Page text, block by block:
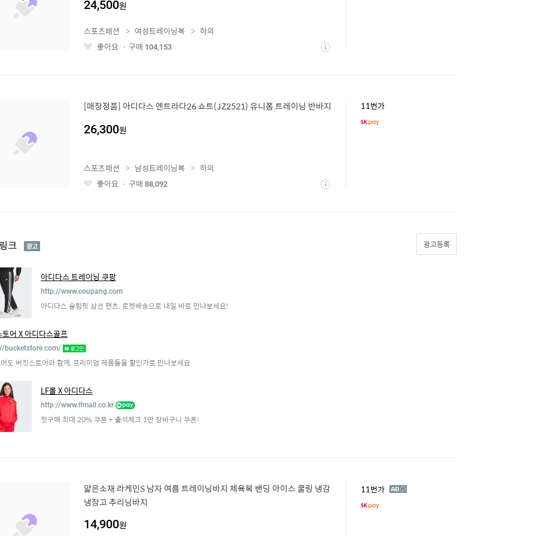
24,500원
좋 상
스포츠패션 여성트레이닝복
하의
좋아요
구매 104,153
[매장정품] 아디다스 엔트라다26 쇼트(JZ2521) 유니폼 트레이닝 반바지
26,300원
11번가
좋 상
스포츠패션 남성트레이닝복
하의
좋아요
구매 88,092
크 광
고
광고등록
아디다스 트레이닝 쿠팡
http://www.coupang.com
아디다스 슬림핏 삼선 팬츠. 로켓배송으로 내일 바로 만나보세요!
어 X 아디다스골프
bucketstore.com/
도 버킷스토어와 함께, 프리미엄 제품들을 할인가로 만나보세요
LF몰 X 아디다스
http://www.lfmall.co.kr
첫구매 최대 20% 쿠폰 + 출석체크 1만 장바구니 쿠폰!
얇은소재 라케인S 남자 여름 트레이닝바지 체육복 밴딩 아이스 쿨링 냉감
냉장고 추리닝바지
14,900원
11번가 광